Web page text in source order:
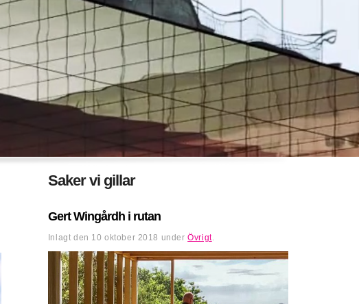
Saker vi gillar
Gert Wingårdh i rutan
Inlagt den 10 oktober 2018 underÖvrigt.